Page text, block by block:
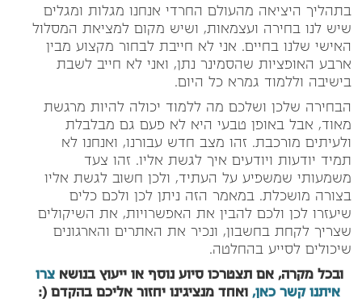
בתהליך היציאה מהעולם החרדי אנחנו מגלות ומגלים
שיש לנו בחירה ועצמאות, ושיש מקום למציאת המסלול
האישי שלנו בחיים. אני לא חייבת לבחור מקצוע מבין
ארבע האופציות שהסמינר נתן, ואני לא חייב לשבת
בישיבה וללמוד גמרא כל היום.
הבחירה שלכן ושלכם מה ללמוד יכולה להיות מרגשת
מאוד, אבל באופן טבעי היא לא פעם גם מבלבלת
ולעיתים מורכבת. זהו מצב חדש עבורנו, ואנחנו לא
תמיד יודעות ויודעים איך לגשת אליו. זהו צעד
משמעותי שמשפיע על העתיד, ולכן חשוב לגשת אליו
בצורה מושכלת. במאמר הזה ניתן לכן ולכם כלים
שיעזרו לכן ולכם להבין את האפשרויות, את השיקולים
שצריך לקחת בחשבון, ונכיר את האתרים והארגונים
שיכולים לסייע בהחלטה.
ובכל מקרה, אם תצטרכו סיוע נוסף או ייעוץ בנושאצרו
איתנו קשר כאן, ואחד מנציגינו יחזור אליכם בהקדם (: